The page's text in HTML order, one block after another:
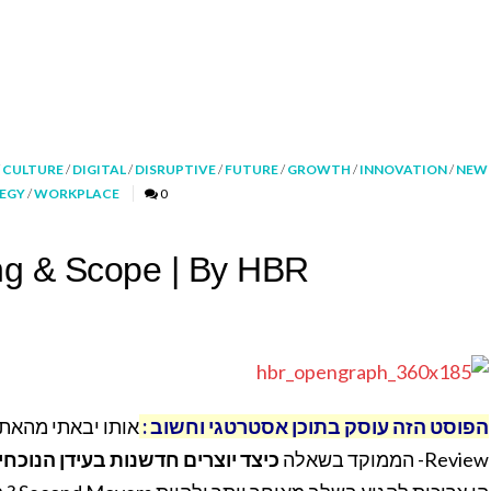
CULTURE/ DIGITAL/ DISRUPTIVE/ FUTURE/ GROWTH / INNOVATION/ NEW
/WORKPLACE 0
& Scope | By HBR
הפוסט הזה עוסק בתוכן אסטרטגי וחשוב :
Review- הממוקד בשאלה
כיצד יוצרים חדשנות בעידן